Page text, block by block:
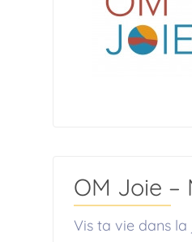
OM Joie –
Vis ta vie dans